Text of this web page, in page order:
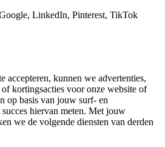
LinkedIn, Pinterest, TikTok
accepteren, kunnen we advertenties,
kortingsacties voor onze website of
op basis van jouw surf- en
hiervan meten. Met jouw
we de volgende diensten van derden